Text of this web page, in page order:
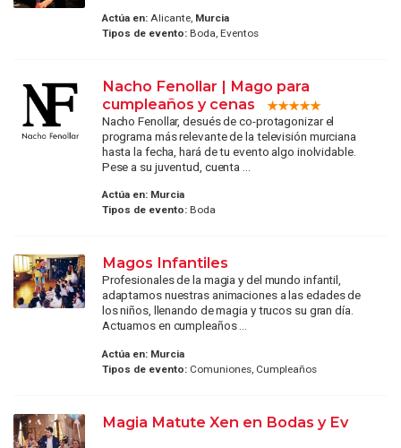
Actúa en:Alicante, Murcia
Tipos de evento:Boda, Eventos
Nacho Fenollar | Mago para
cumpleaños y cenas
Nacho Fenollar, desués de co-protagonizar el
programa más relevante de la televisión murciana
hasta la fecha, hará de tu evento algo inolvidable.
Pese a su juventud, cuenta ...
Actúa en: Murcia
Tipos de evento:Boda
Magos Infantiles
Profesionales de la magia y del mundo infantil,
adaptamos nuestras animaciones a las edades de
los niños, llenando de magia y trucos su gran día.
Actuamos en cumpleaños ...
Actúa en: Murcia
Tipos de evento:Comuniones, Cumpleaños
Magia Matute Xen en Bodas y Ev